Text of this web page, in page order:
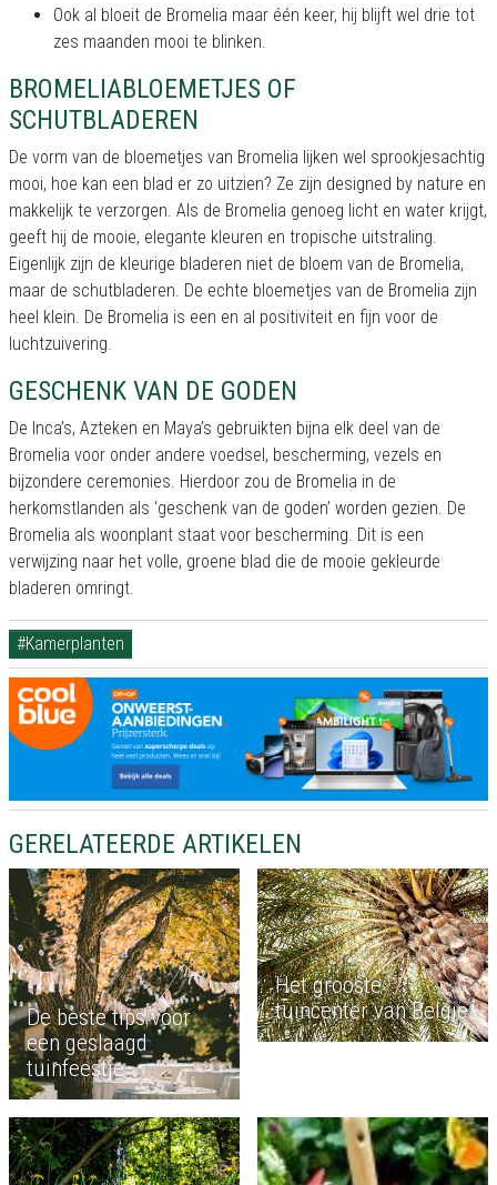
Ook al bloeit de Bromelia maar één keer, hij blijft wel drie tot
zes maanden mooi te blinken.
BROMELIABLOEMETJES OF
SCHUTBLADEREN
De vorm van de bloemetjes van Bromelia lijken wel sprookjesachtig
mooi, hoe kan een blad er zo uitzien? Ze zijn designed by nature en
makkelijk te verzorgen. Als de Bromelia genoeg licht en water krijgt,
geeft hij de mooie, elegante kleuren en tropische uitstraling.
Eigenlijk zijn de kleurige bladeren niet de bloem van de Bromelia,
maar de schutbladeren. De echte bloemetjes van de Bromelia zijn
heel klein. De Bromelia is een en al positiviteit en fijn voor de
luchtzuivering.
GESCHENK VAN DE GODEN
De Inca’s, Azteken en Maya’s gebruikten bijna elk deel van de
Bromelia voor onder andere voedsel, bescherming, vezels en
bijzondere ceremonies. Hierdoor zou de Bromelia in de
herkomstlanden als ‘geschenk van de goden’ worden gezien. De
Bromelia als woonplant staat voor bescherming. Dit is een
verwijzing naar het volle, groene blad die de mooie gekleurde
bladeren omringt.
#Kamerplanten
GERELATEERDE ARTIKELEN
De beste tips voor
een geslaagd
tuinfeestje
Het grooste
tuincenter van België